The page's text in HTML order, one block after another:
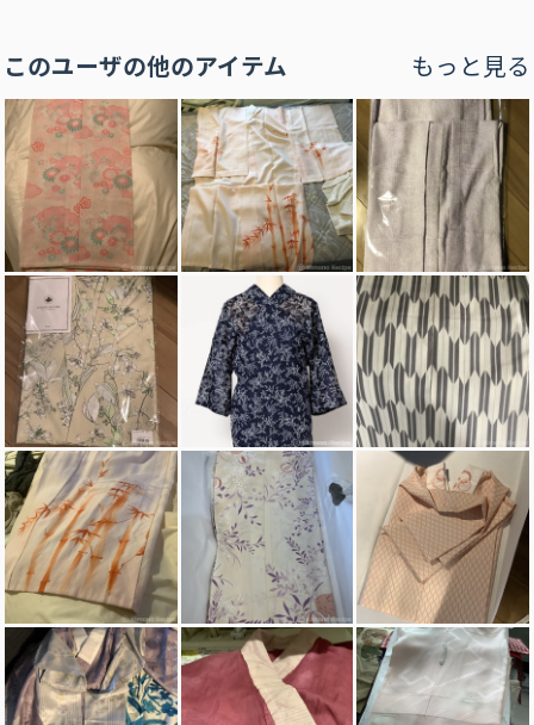
このユーザの他のアイテム もっと見る